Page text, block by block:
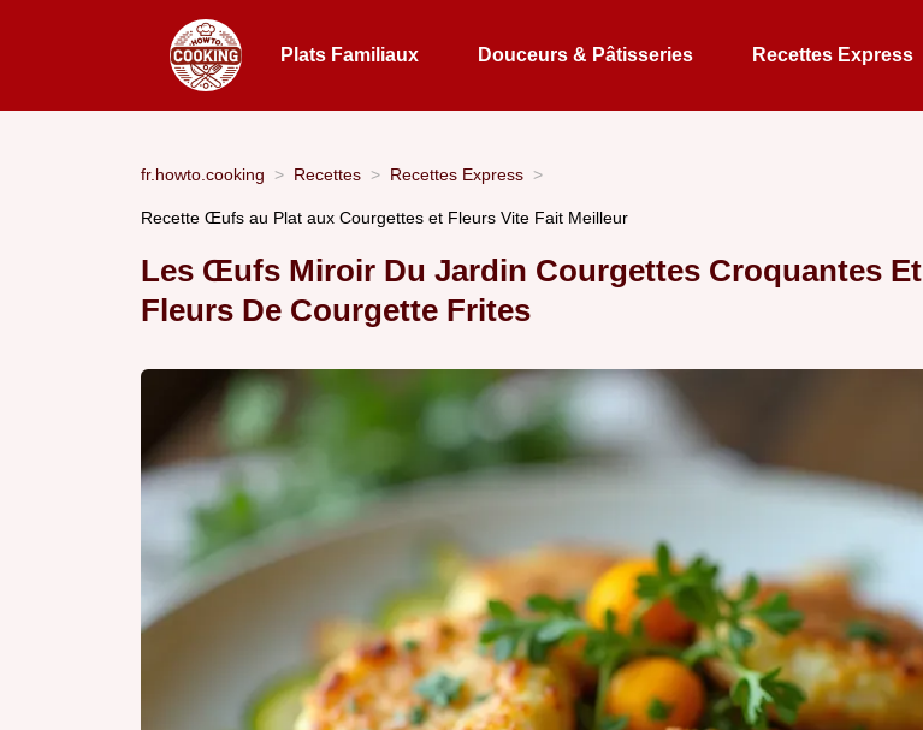
Plats Familiaux Douceurs & Pâtisseries Recettes Express
fr.howto.cooking Recettes Recettes Express
Recette Œufs au Plat aux Courgettes et Fleurs Vite Fait Meilleur
Les Œufs Miroir Du Jardin Courgettes Croquantes Et
Fleurs De Courgette Frites